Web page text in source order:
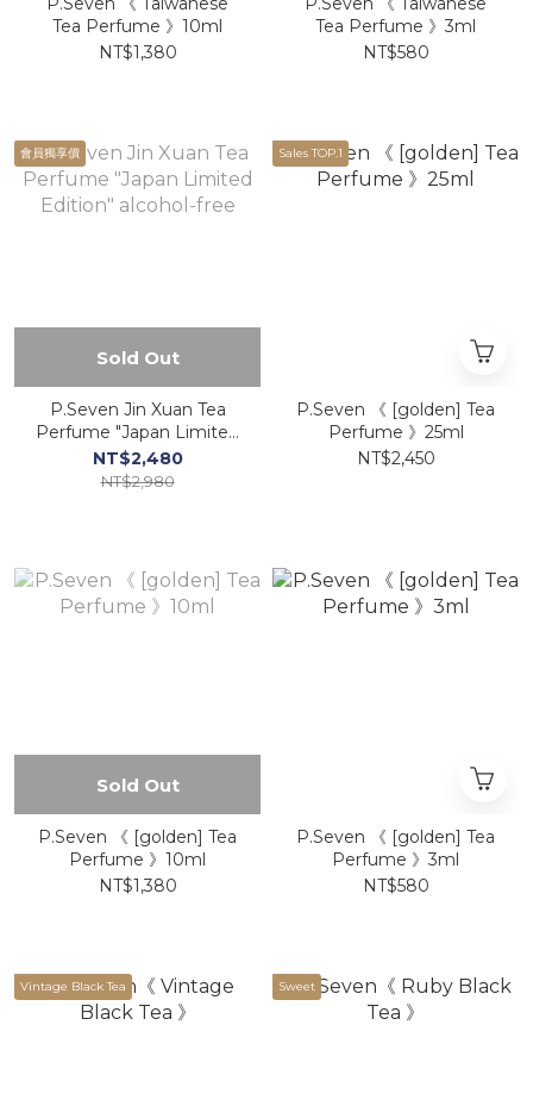
Tea Perfume 》10ml
NT$1,380
Tea Perfume 》3ml
NT$580
會員獨享價
Sold Out
P.Seven Jin Xuan Tea
Perfume "Japan Limited
Edition" alcohol-free
NT$2,480
NT$2,980
Sales TOP.1
P.Seven 《 [golden] Tea
Perfume 》25ml
NT$2,450
Sold Out
P.Seven 《 [golden] Tea
Perfume 》10ml
NT$1,380
P.Seven 《 [golden] Tea
Perfume 》3ml
NT$580
Vintage Black Tea Sweet